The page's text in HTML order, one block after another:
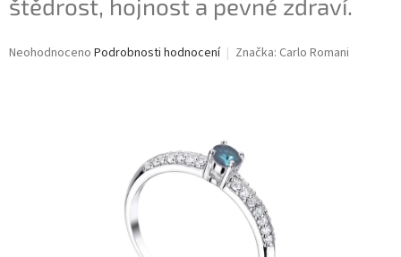
štědrost, hojnost a pevné zdraví.
Průměrné
Neohodnoceno Podrobnosti hodnocení Značka: Carlo Romani